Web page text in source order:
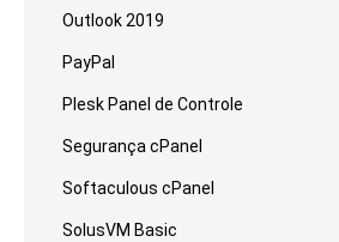
Outlook 2019
PayPal
Plesk Panel de Controle
Segurança cPanel
Softaculous cPanel
SolusVM Basic